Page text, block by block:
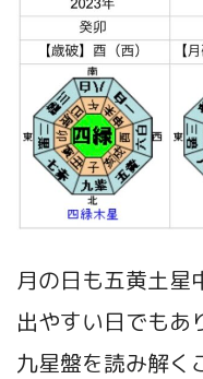
月の日も五黄土星
出やすい日でもあ
九星盤を読み解く